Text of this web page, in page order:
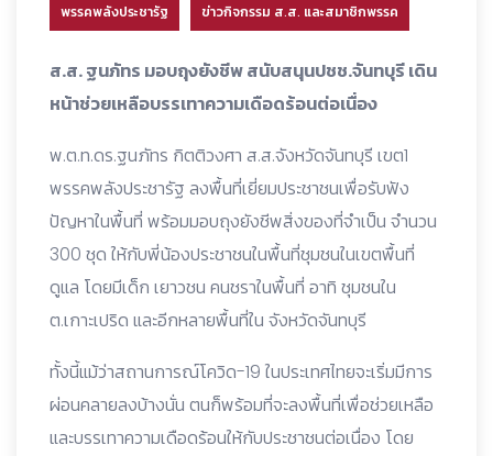
พรรคพลังประชารัฐ ข่าวกิจกรรม ส.ส. และสมาชิกพรรค
ส.ส. ฐนภัทร มอบถุงยังชีพ สนับสนุนปชช.จันทบุรี เดิน
หน้าช่วยเหลือบรรเทาความเดือดร้อนต่อเนื่อง
พ.ต.ท.ดร.ฐนภัทร กิตติวงศา ส.ส.จังหวัดจันทบุรี เขต1
พรรคพลังประชารัฐ ลงพื้นที่เยี่ยมประชาชนเพื่อรับฟัง
ปัญหาในพื้นที่ พร้อมมอบถุงยังชีพสิ่งของที่จำเป็น จำนวน
300 ชุด ให้กับพี่น้องประชาชนในพื้นที่ชุมชนในเขตพื้นที่
ดูแล โดยมีเด็ก เยาวชน คนชราในพื้นที่ อาทิ ชุมชนใน
ต.เกาะเปริด และอีกหลายพื้นที่ใน จังหวัดจันทบุรี
ทั้งนี้แม้ว่าสถานการณ์โควิด-19 ในประเทศไทยจะเริ่มมีการ
ผ่อนคลายลงบ้างนั่น ตนก็พร้อมที่จะลงพื้นที่เพื่อช่วยเหลือ
และบรรเทาความเดือดร้อนให้กับประชาชนต่อเนื่อง โดย